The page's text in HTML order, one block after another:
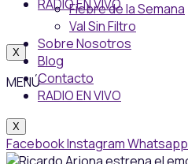
RADIO EN VIVO
X
MENÚ
Fiebre de la Semana
Val Sin Filtro
Sobre Nosotros
Blog
Contacto
RADIO EN VIVO
X
FacebookInstagramWhatsapp